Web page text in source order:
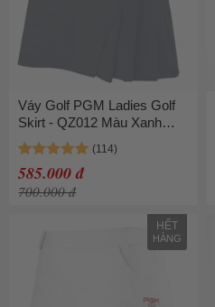
Váy Golf PGM Ladies Golf
Skirt - QZ012 Màu Xanh
Navy
585.000 đ
700.000 đ
HẾT
HÀNG